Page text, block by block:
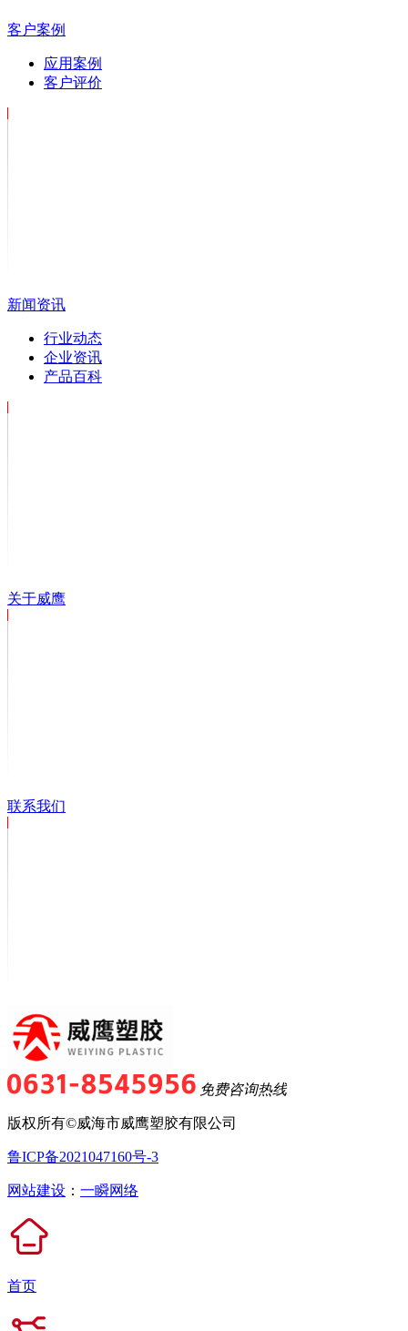
客户案例
应用案例
客户评价
新闻资讯
行业动态
企业资讯
产品百科
关于威鹰
联系我们
免费咨询热线
版权所有©威海市威鹰塑胶有限公司
鲁ICP备2021047160号-3
网站建设 ： 一瞬网络
首页